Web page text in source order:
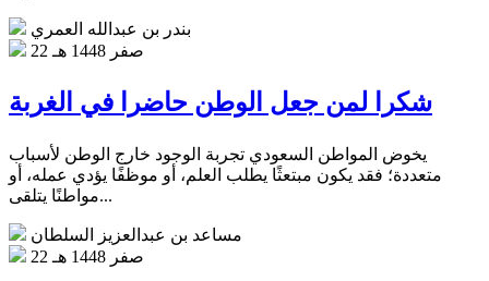
بندر بن عبدالله العمري
22 صفر 1448 هـ
شكرا لمن جعل الوطن حاضرا في الغربة
يخوض المواطن السعودي تجربة الوجود خارج الوطن لأسباب
متعددة؛ فقد يكون مبتعثًا يطلب العلم، أو موظفًا يؤدي عمله، أو
مواطنًا يتلقى...
مساعد بن عبدالعزيز السلطان
22 صفر 1448 هـ